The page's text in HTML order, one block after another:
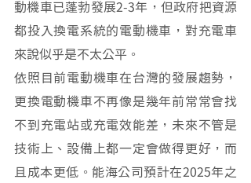
動機車已蓬勃發展2-3年，但政府把資源
都投入換電系統的電動機車，對充電車
來說似乎是不太公平。
依照目前電動機車在台灣的發展趨勢，
更換電動機車不再像是幾年前常常會找
不到充電站或充電效能差，未來不管是
技術上、設備上都一定會做得更好，而
且成本更低。能海公司預計在2025年之